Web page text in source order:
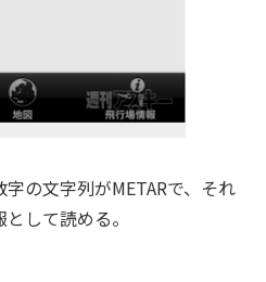
の文字列がMETARで、それ
して読める。